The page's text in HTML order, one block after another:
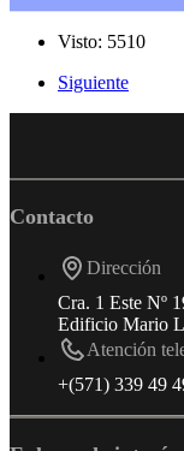
Visto: 5510
Siguiente
Contacto
Dirección
Cra. 1 Este Nº
Edificio Mario
Atención
+(571) 339 49